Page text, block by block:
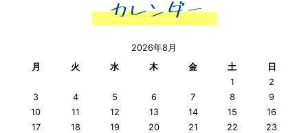
2026年8月
月
火 水 木 金 土 日
1
2
3
4 5 6 7 8
9
10
11 12 13 14 15
16
17
18 19 20 21 22
23